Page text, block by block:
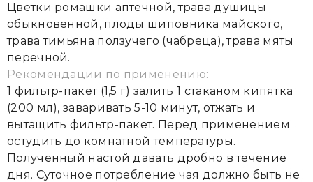
Цветки ромашки аптечной, трава душицы
обыкновенной, плоды шиповника майского,
трава тимьяна ползучего (чабреца), трава мяты
перечной.
Рекомендации по применению:
1 фильтр-пакет (1,5 г) залить 1 стаканом кипятка
(200 мл), заваривать 5-10 минут, отжать и
вытащить фильтр-пакет. Перед применением
остудить до комнатной температуры.
Полученный настой давать дробно в течение
дня. Суточное потребление чая должно быть не